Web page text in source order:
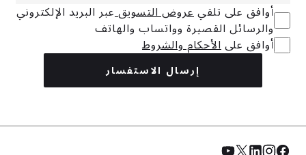
أوافق على تلقيعروض التسويق عبر البريد الإلكتروني
والرسائل القصيرة وواتساب والهاتف
أوافق علىالأحكام والشروط
إرسال الاستفسار